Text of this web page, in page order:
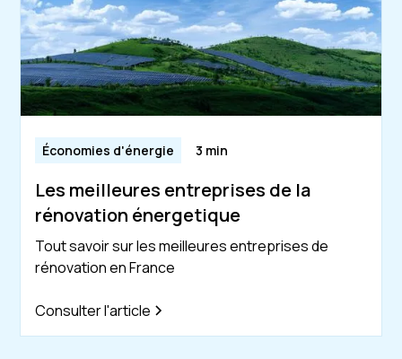
Économies d'énergie 3 min
Les meilleures entreprises de la
rénovation énergetique
Tout savoir sur les meilleures entreprises de
rénovation en France
Consulter l'article